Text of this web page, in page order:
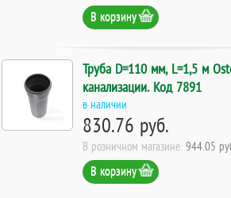
В корзину
Труба D=110 мм, L=1,5 м
канализации. Код 7891
в наличии
830.76 руб.
В розничном магазине: 944.05
В корзину